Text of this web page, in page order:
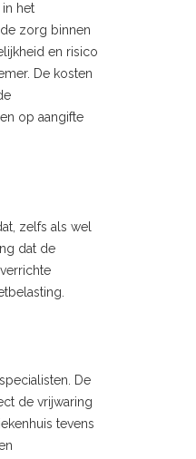
het
zorg binnen
en risico
De kosten
op aangifte
zelfs als wel
dat de
De
de vrijwaring
tevens